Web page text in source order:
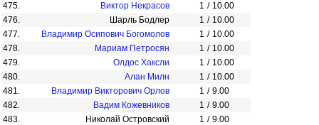
475.
Виктор Некрасов 1 / 10.00
476.
Шарль Бодлер 1 / 10.00
477.
Владимир Осипович Богомолов 1 / 10.00
478.
Мариам Петросян 1 / 10.00
479.
Олдос Хаксли 1 / 10.00
480.
Алан Милн 1 / 10.00
481.
Владимир Викторович Орлов 1 / 9.00
482.
Вадим Кожевников 1 / 9.00
483.
Николай Островский 1 / 9.00